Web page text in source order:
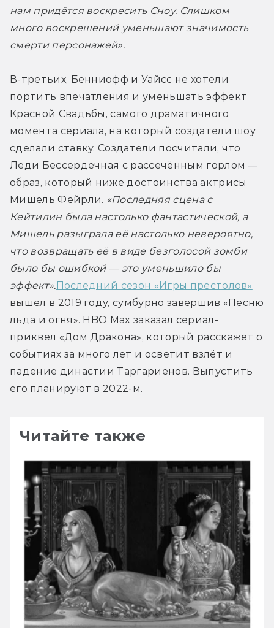
нам придётся воскресить Сноу. Слишком
много воскрешений уменьшают значимость
смерти персонажей».
В-третьих, Бенниофф и Уайсс не хотели
портить впечатления и уменьшать эффект
Красной Свадьбы, самого драматичного
момента сериала, на который создатели шоу
сделали ставку. Создатели посчитали, что
Леди Бессердечная с рассечённым горлом —
образ, который ниже достоинства актрисы
Мишель Фейрли. «Последняя сцена с
Кейтилин была настолько фантастической, а
Мишель разыграла её настолько невероятно,
что возвращать её в виде безголосой зомби
было бы ошибкой — это уменьшило бы
эффект».Последний сезон «Игры престолов»
вышел в 2019 году, сумбурно завершив «Песню
льда и огня». HBO Max заказал сериал-
приквел «Дом Дракона», который расскажет о
событиях за много лет и осветит взлёт и
падение династии Таргариенов. Выпустить
его планируют в 2022-м.
Читайте также